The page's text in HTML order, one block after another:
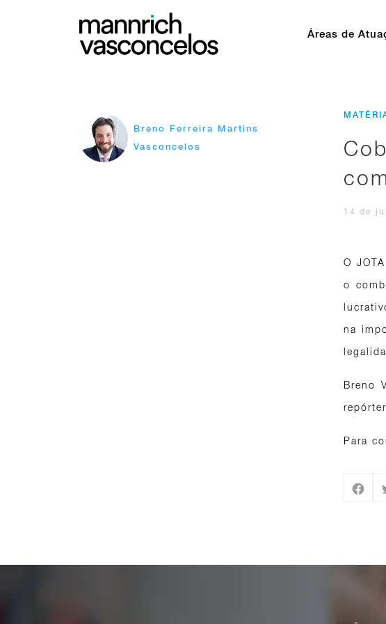
Áreas de
Breno Ferreira Martins
Vasconcelos
14 de
O
o
na
Breno
Para